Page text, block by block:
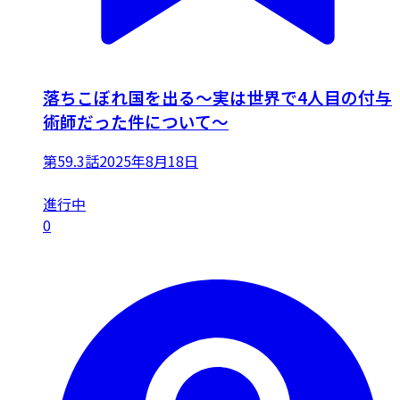
落ちこぼれ国を出る〜実は世界で4人目の付与
術師だった件について〜
第59.3話2025年8月18日
進行中
0